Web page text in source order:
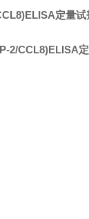
定量
2/CCL8)ELISA